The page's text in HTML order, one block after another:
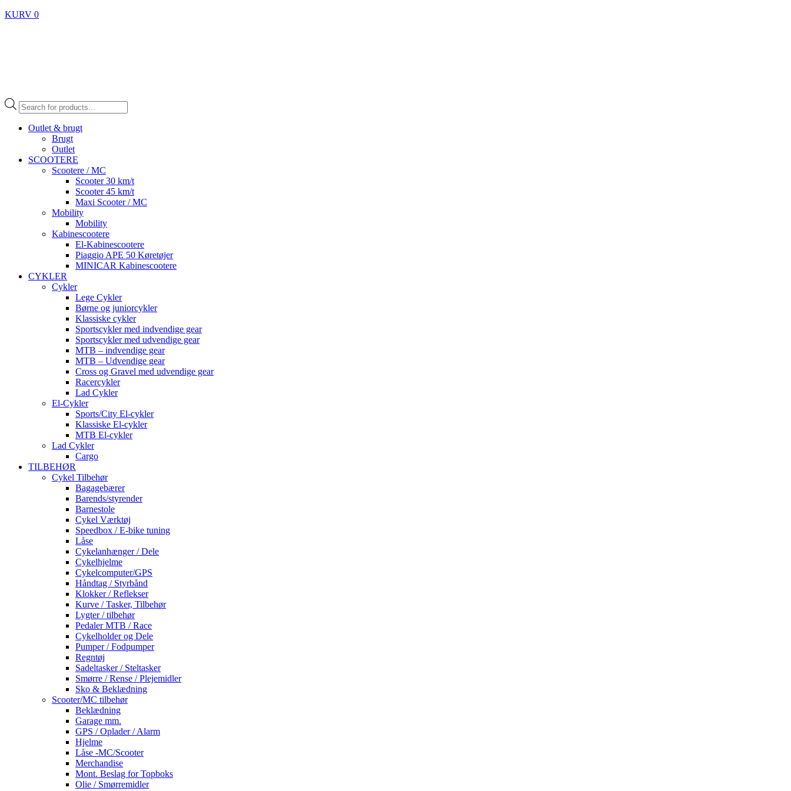
KURV 0
Products
search
Outlet & brugt
Brugt
Outlet
SCOOTERE
Scootere / MC
Scooter 30 km/t
Scooter 45 km/t
Maxi Scooter / MC
Mobility
Mobility
Kabinescootere
El-Kabinescootere
Piaggio APE 50 Køretøjer
MINICAR Kabinescootere
CYKLER
Cykler
Lege Cykler
Børne og juniorcykler
Klassiske cykler
Sportscykler med indvendige gear
Sportscykler med udvendige gear
MTB – indvendige gear
MTB – Udvendige gear
Cross og Gravel med udvendige gear
Racercykler
Lad Cykler
El-Cykler
Sports/City El-cykler
Klassiske El-cykler
MTB El-cykler
Lad Cykler
Cargo
TILBEHØR
Cykel Tilbehør
Bagagebærer
Barends/styrender
Barnestole
Cykel Værktøj
Speedbox / E-bike tuning
Låse
Cykelanhænger / Dele
Cykelhjelme
Cykelcomputer/GPS
Håndtag / Styrbånd
Klokker / Reflekser
Kurve / Tasker, Tilbehør
Lygter / tilbehør
Pedaler MTB / Race
Cykelholder og Dele
Pumper / Fodpumper
Regntøj
Sadeltasker / Steltasker
Smørre / Rense / Plejemidler
Sko & Beklædning
Scooter/MC tilbehør
Beklædning
Garage mm.
GPS / Oplader / Alarm
Hjelme
Låse -MC/Scooter
Merchandise
Mont. Beslag for Topboks
Olie / Smørremidler